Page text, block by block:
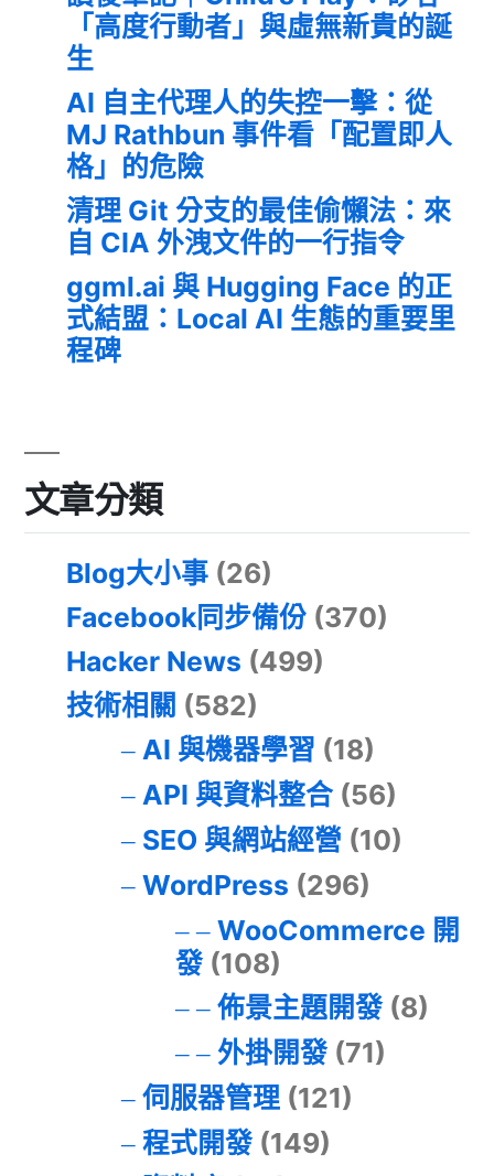
「高度行動者」與虛無新貴的誕
生
AI 自主代理人的失控一擊：從
MJ Rathbun 事件看「配置即人
格」的危險
清理 Git 分支的最佳偷懶法：來
自 CIA 外洩文件的一行指令
ggml.ai 與 Hugging Face 的正
式結盟：Local AI 生態的重要里
程碑
文章分類
Blog大小事 (26)
Facebook同步備份 (370)
Hacker News (499)
技術相關 (582)
AI 與機器學習 (18)
API 與資料整合(56)
SEO 與網站經營 (10)
WordPress (296)
WooCommerce 開
發(108)
佈景主題開發(8)
外掛開發(71)
伺服器管理(121)
程式開發(149)